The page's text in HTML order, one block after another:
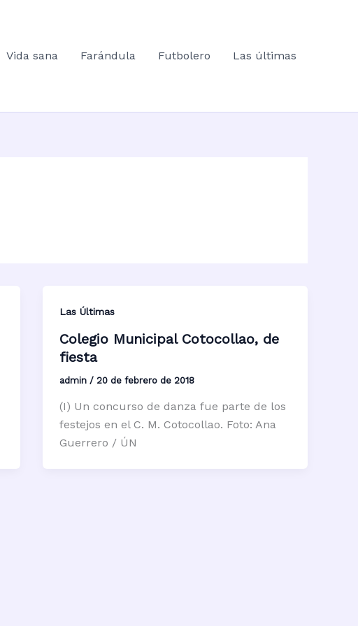
Vida sana
Farándula Futbolero Las últimas
Las Últimas
Colegio Municipal Cotocollao, de
fiesta
admin /20 de febrero de 2018
(I) Un concurso de danza fue parte de los
festejos en el C. M. Cotocollao. Foto: Ana
Guerrero / ÚN